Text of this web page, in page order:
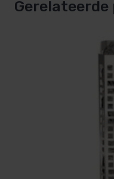
SA-94.2235